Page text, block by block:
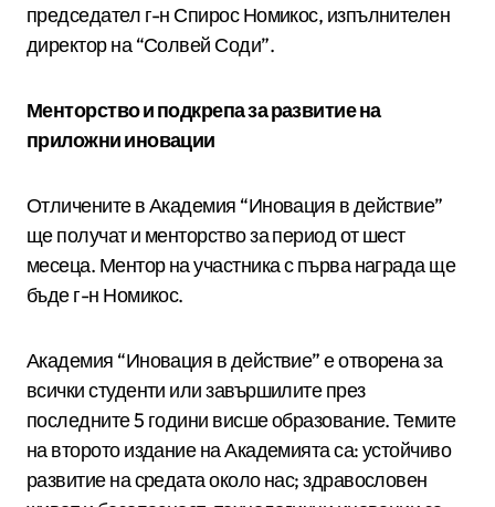
председател г-н Спирос Номикос, изпълнителен
директор на “Солвей Соди”.
Менторство и подкрепа за развитие на
приложни иновации
Отличените в Академия “Иновация в действие”
ще получат и менторство за период от шест
месеца. Ментор на участника с първа награда ще
бъде г-н Номикос.
Академия “Иновация в действие” е отворена за
всички студенти или завършилите през
последните 5 години висше образование. Темите
на второто издание на Академията са: устойчиво
развитие на средата около нас; здравословен